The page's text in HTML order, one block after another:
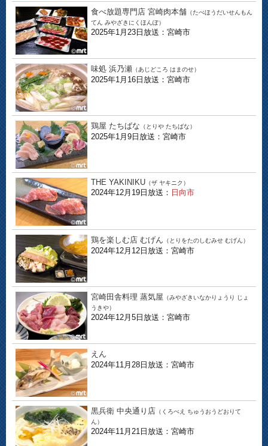
食べ放題専門店 宮崎肉本舗 （たべほうだいせんもん
てん みやざきにくほんぽ）
2025年1月23日放送：宮崎市
味処 浜乃瀬 （あじどころ はまのせ）
2025年1月16日放送：宮崎市
鶏屋 たちばな （とりや たちばな）
2025年1月9日放送：宮崎市
THE YAKINIKU （ザ ヤキニク）
2024年12月19日放送： 日向市
鶏を楽しむ店 むげん （とりをたのしむみせ むげん）
2024年12月12日放送：宮崎市
宮崎田舎料理 蒸気屋 （みやざきいなかりょうり じょ
うきや）
2024年12月5日放送：宮崎市
えん
2024年11月28日放送：宮崎市
黒兵衛 中央通り店 （くろべえ ちゅうおうどおりて
ん）
2024年11月21日放送：宮崎市